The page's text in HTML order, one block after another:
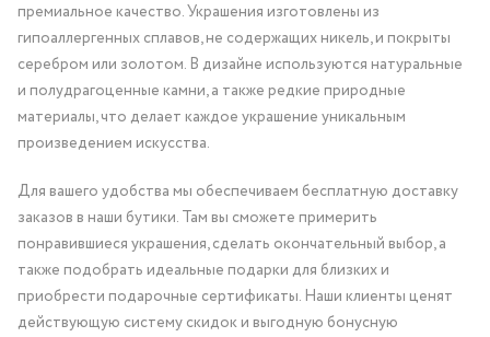
премиальное качество. Украшения изготовлены из
гипоаллергенных сплавов, не содержащих никель, и покрыты
серебром или золотом. В дизайне используются натуральные
и полудрагоценные камни, а также редкие природные
материалы, что делает каждое украшение уникальным
произведением искусства.
Для вашего удобства мы обеспечиваем бесплатную доставку
заказов в наши бутики. Там вы сможете примерить
понравившиеся украшения, сделать окончательный выбор, а
также подобрать идеальные подарки для близких и
приобрести подарочные сертификаты. Наши клиенты ценят
действующую систему скидок и выгодную бонусную